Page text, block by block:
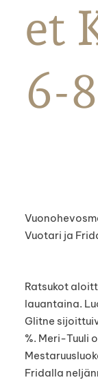
et
6-
Vuotari ja
Ratsukot
lauantaina.
Glitne
%. Meri-Tuuli
Fridalla